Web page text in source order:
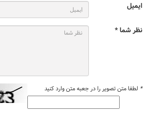
ایمیل
نظر شما *
* لطفا متن تصویر را در جعبه متن وارد کنید